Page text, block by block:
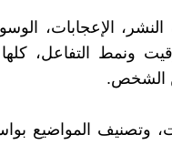
النشر، الإعجابات،
ونمط التفاعل،
الشخص.
وتصنيف المواضيع